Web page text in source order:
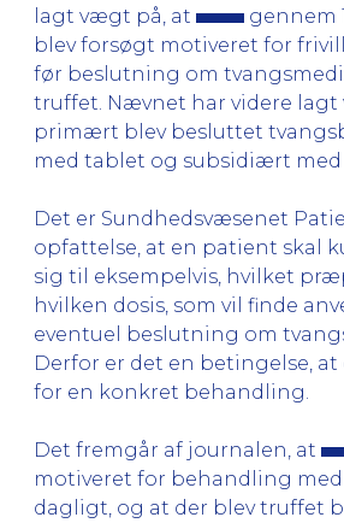
lagt vægt på, at
gennem
blev forsøgt motiveret for
før beslutning om
truffet. Nævnet har videre lagt
primært blev besluttet
med tablet og subsidiært med
Det er Sundhedsvæsenet
opfattelse, at en patient skal
sig til eksempelvis, hvilket
hvilken dosis, som vil finde
eventuel beslutning om
Derfor er det en betingelse, at
for en konkret behandling.
Det fremgår af journalen, at
motiveret for behandling med
dagligt, og at der blev truffet